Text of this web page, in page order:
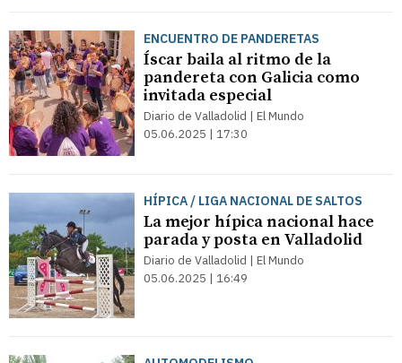
ENCUENTRO DE PANDERETAS
Íscar baila al ritmo de la
pandereta con Galicia como
invitada especial
Diario de Valladolid | El Mundo
05.06.2025 | 17:30
HÍPICA / LIGA NACIONAL DE SALTOS
La mejor hípica nacional hace
parada y posta en Valladolid
Diario de Valladolid | El Mundo
05.06.2025 | 16:49